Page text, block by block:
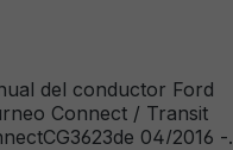
del conductor Ford
Connect / Transit
04/2016 -